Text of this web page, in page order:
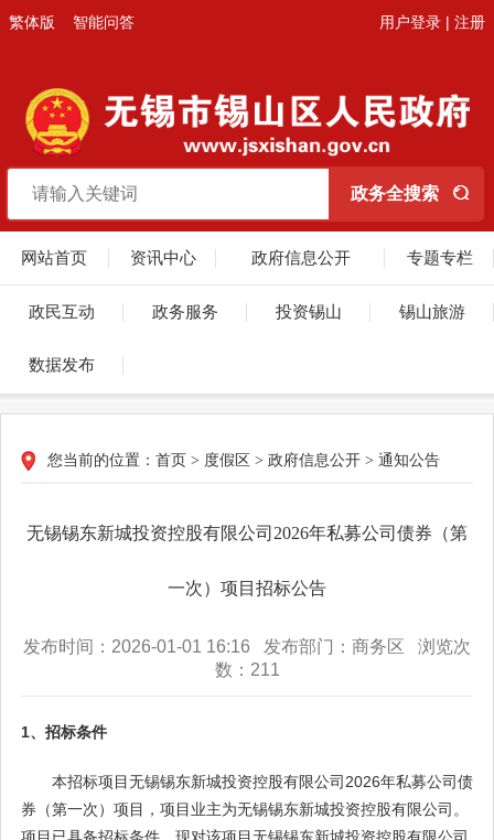
繁体版 智能问答 用户登录 | 注册
网站首页 资讯中心 政府信息公开 专题专栏
政民互动 政务服务 投资锡山 锡山旅游
数据发布
您当前的位置： 首页 > 度假区 > 政府信息公开 > 通知公告
无锡锡东新城投资控股有限公司2026年私募公司债券（第
一次）项目招标公告
发布时间：2026-01-01 16:16 发布部门：商务区 浏览次
数： 211
1、招标条件
本招标项目无锡锡东新城投资控股有限公司2026年私募公司债
券（第一次）项目，项目业主为无锡锡东新城投资控股有限公司。